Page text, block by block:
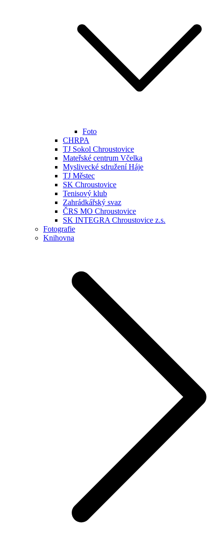
Foto
CHRPA
TJ Sokol Chroustovice
Mateřské centrum Včelka
Myslivecké sdružení Háje
TJ Městec
SK Chroustovice
Tenisový klub
Zahrádkářský svaz
ČRS MO Chroustovice
SK INTEGRA Chroustovice z.s.
Fotografie
Knihovna